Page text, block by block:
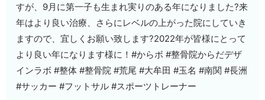
すが、9月に第一子も生まれ実りのある年になりました?来
年はより良い治療、さらにレベルの上がった院にしていき
ますので、宜しくお願い致します?2022年が皆様にとって
より良い年になります様に！#からボ #整骨院からだデザ
インラボ #整体 #整骨院 #荒尾 #大牟田 #玉名 #南関 #長洲
#サッカー #フットサル #スポーツトレーナー